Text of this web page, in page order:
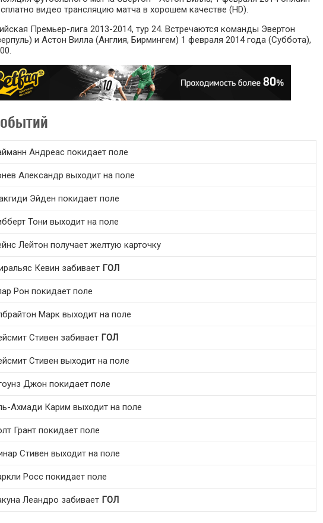
видео трансляцию матча в хорошем качестве (HD).
Премьер-лига 2013-2014, тур 24. Встречаются команды Эвертон
и Астон Вилла (Англия, Бирмингем) 1 февраля 2014 года (Суббота),
Андреас покидает поле
Александр выходит на поле
Эйден покидает поле
Тони выходит на поле
Лейтон получает желтую карточку
Кевин забивает ГОЛ
Рон покидает поле
Марк выходит на поле
Стивен забивает ГОЛ
Стивен выходит на поле
Джон покидает поле
Ахмади Карим выходит на поле
Грант покидает поле
Стивен выходит на поле
Росс покидает поле
Леандро забивает ГОЛ